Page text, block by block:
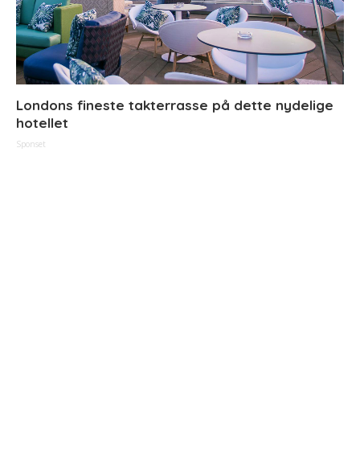
Londons fineste takterrasse på dette nydelige
hotellet
Sponset